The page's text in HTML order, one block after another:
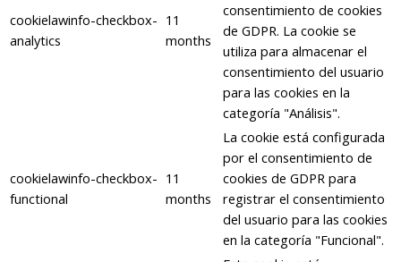
cookielawinfo-checkbox-
analytics
11
months
consentimiento de cookies
de GDPR. La cookie se
utiliza para almacenar el
consentimiento del usuario
para las cookies en la
categoría "Análisis".
cookielawinfo-checkbox-
functional
11
months
La cookie está configurada
por el consentimiento de
cookies de GDPR para
registrar el consentimiento
del usuario para las cookies
en la categoría "Funcional".